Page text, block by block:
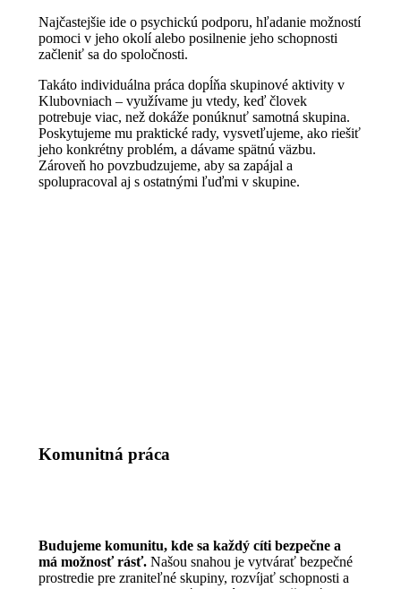
Najčastejšie ide o psychickú podporu, hľadanie možností
pomoci v jeho okolí alebo posilnenie jeho schopnosti
začleniť sa do spoločnosti.
Takáto individuálna práca dopĺňa skupinové aktivity v
Klubovniach – využívame ju vtedy, keď človek
potrebuje viac, než dokáže ponúknuť samotná skupina.
Poskytujeme mu praktické rady, vysvetľujeme, ako riešiť
jeho konkrétny problém, a dávame spätnú väzbu.
Zároveň ho povzbudzujeme, aby sa zapájal a
spolupracoval aj s ostatnými ľuďmi v skupine.
Komunitná práca
Budujeme komunitu, kde sa každý cíti bezpečne a
má možnosť rásť.Našou snahou je vytvárať bezpečné
prostredie pre zraniteľné skupiny, rozvíjať schopnosti a